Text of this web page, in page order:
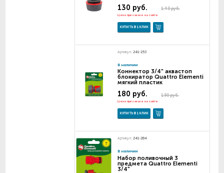
140 руб.
130 руб.
Цена при заказе на сайте
КУПИТЬ В 1 КЛИК
Артикул: 241-253
В наличии
Коннектор 3/4" аквастоп
блокиратор Quattro Elementi
мягкий пластик
190 руб.
180 руб.
Цена при заказе на сайте
КУПИТЬ В 1 КЛИК
Артикул: 241-284
В наличии
Набор поливочный 3
предмета Quattro Elementi
3/4"